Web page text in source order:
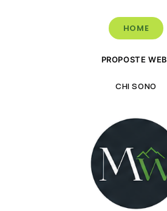
HOME
PROPOSTE WEB
CHI SONO